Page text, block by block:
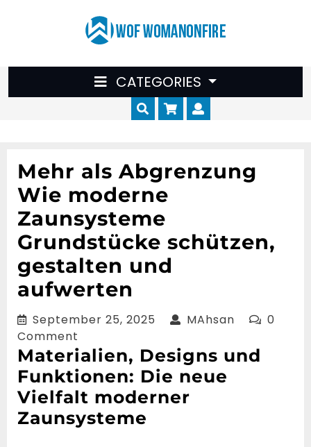
CATEGORIES
Cart
Mehr als Abgrenzung
Wie moderne
Zaunsysteme
Grundstücke schützen,
gestalten und
aufwerten
September 25, 2025 September
2025
MAhsan MAhsan
0
Comment
Materialien, Designs und
Funktionen: Die neue
Vielfalt moderner
Zaunsysteme